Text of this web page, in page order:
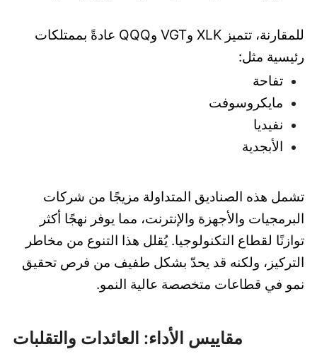
للمقارنة، تتميز XLK وVGT وQQQ عادةً بممتلكات
رئيسية مثل:
تفاحة
مايكروسوفت
نفيديا
الأبجدية
تشمل هذه الصناديق المتداولة مزيجًا من شركات
البرمجيات والأجهزة والإنترنت، مما يوفر نهجًا أكثر
توازنًا لقطاع التكنولوجيا. يُقلل هذا التنوع من مخاطر
التركيز، ولكنه قد يحدّ بشكل طفيف من فرص تحقيق
نمو في قطاعات متخصصة عالية النمو.
مقاييس الأداء: العائدات والتقلبات